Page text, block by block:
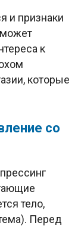
и признаки
к
которые
со
тело,
Перед